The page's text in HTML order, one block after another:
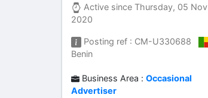
Active sinceThursday, 05 Nov
2020
Posting ref : CM-U330688
Benin
Business Area :Occasional
Advertiser